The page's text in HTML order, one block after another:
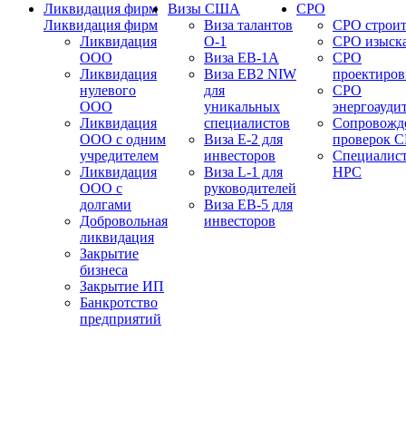
Ликвидация фирм
Ликвидация фирм
Ликвидация
ООО
Ликвидация
нулевого
ООО
Ликвидация
ООО с одним
учредителем
Ликвидация
ООО с
долгами
Добровольная
ликвидация
Закрытие
бизнеса
Закрытие ИП
Банкротство
предприятий
Визы США
Виза талантов
О-1
Виза EB-1A
Виза EB2 NIW
для
уникальных
специалистов
Виза E-2 для
инвесторов
Виза L-1 для
руководителей
Виза EB-5 для
инвесторов
СРО
СРО
СРО
СРО
СРО
проверок
НРС